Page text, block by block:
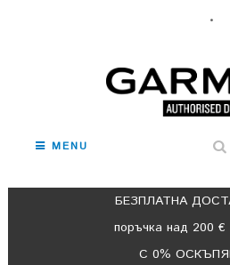
•
MENU
БЕЗПЛАТНА
поръчка над 200
С 0%